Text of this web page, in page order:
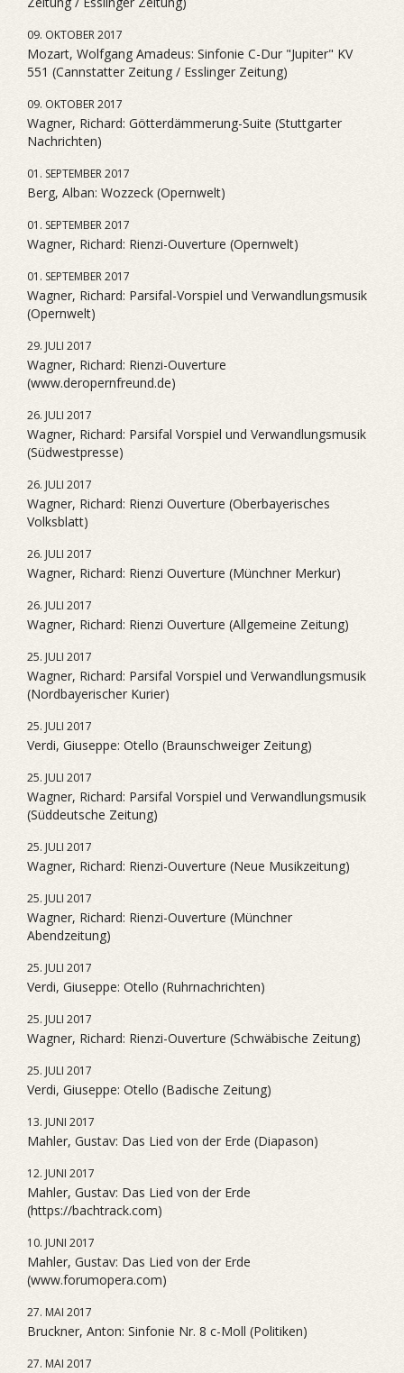
09. OKTOBER 2017
Mozart, Wolfgang Amadeus: Sinfonie C-Dur "Jupiter" KV
551 (Cannstatter Zeitung / Esslinger Zeitung)
09. OKTOBER 2017
Wagner, Richard: Götterdämmerung-Suite (Stuttgarter
Nachrichten)
01. SEPTEMBER 2017
Berg, Alban: Wozzeck (Opernwelt)
01. SEPTEMBER 2017
Wagner, Richard: Rienzi-Ouverture (Opernwelt)
01. SEPTEMBER 2017
Wagner, Richard: Parsifal-Vorspiel und Verwandlungsmusik
(Opernwelt)
29. JULI 2017
Wagner, Richard: Rienzi-Ouverture
(www.deropernfreund.de)
26. JULI 2017
Wagner, Richard: Parsifal Vorspiel und Verwandlungsmusik
(Südwestpresse)
26. JULI 2017
Wagner, Richard: Rienzi Ouverture (Oberbayerisches
Volksblatt)
26. JULI 2017
Wagner, Richard: Rienzi Ouverture (Münchner Merkur)
26. JULI 2017
Wagner, Richard: Rienzi Ouverture (Allgemeine Zeitung)
25. JULI 2017
Wagner, Richard: Parsifal Vorspiel und Verwandlungsmusik
(Nordbayerischer Kurier)
25. JULI 2017
Verdi, Giuseppe: Otello (Braunschweiger Zeitung)
25. JULI 2017
Wagner, Richard: Parsifal Vorspiel und Verwandlungsmusik
(Süddeutsche Zeitung)
25. JULI 2017
Wagner, Richard: Rienzi-Ouverture (Neue Musikzeitung)
25. JULI 2017
Wagner, Richard: Rienzi-Ouverture (Münchner
Abendzeitung)
25. JULI 2017
Verdi, Giuseppe: Otello (Ruhrnachrichten)
25. JULI 2017
Wagner, Richard: Rienzi-Ouverture (Schwäbische Zeitung)
25. JULI 2017
Verdi, Giuseppe: Otello (Badische Zeitung)
13. JUNI 2017
Mahler, Gustav: Das Lied von der Erde (Diapason)
12. JUNI 2017
Mahler, Gustav: Das Lied von der Erde
(https://bachtrack.com)
10. JUNI 2017
Mahler, Gustav: Das Lied von der Erde
(www.forumopera.com)
27. MAI 2017
Bruckner, Anton: Sinfonie Nr. 8 c-Moll (Politiken)
27. MAI 2017